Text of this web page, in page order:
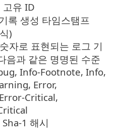
고유 ID
록 생성 타임스탬프
)
자로 표현되는 로그 기
음과 같은 명명된 수준
Info-Footnote, Info,
Error,
Critical,
1 해시